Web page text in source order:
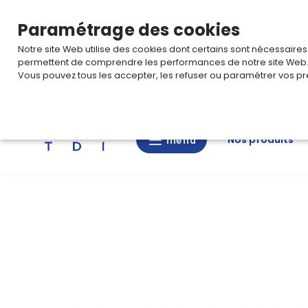
menu
menu Nos produits
Paramétrage des cookies
Notre site Web utilise des cookies dont certains sont
permettent de comprendre les performances de notre site Web.
Vous pouvez tous les accepter, les refuser ou paramétrer vos